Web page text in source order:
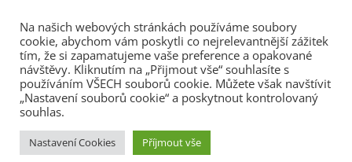
7. 8. 2026
RS
Rybářské
Na našich webových stránkách používáme soubory
cookie, abychom vám poskytli co nejrelevantnější zážitek
tím, že si zapamatujeme vaše preference a opakované
návštěvy. Kliknutím na „Přijmout vše“ souhlasíte s
používáním VŠECH souborů cookie. Můžete však navštívit
„Nastavení souborů cookie“ a poskytnout kontrolovaný
souhlas.
Nastavení Cookies Příjmout vše